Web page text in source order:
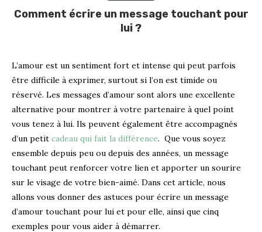
Comment écrire un message touchant pour
lui ?
L’amour est un sentiment fort et intense qui peut parfois
être difficile à exprimer, surtout si l’on est timide ou
réservé. Les messages d’amour sont alors une excellente
alternative pour montrer à votre partenaire à quel point
vous tenez à lui. Ils peuvent également être accompagnés
d’un petit cadeau qui fait la différence. Que vous soyez
ensemble depuis peu ou depuis des années, un message
touchant peut renforcer votre lien et apporter un sourire
sur le visage de votre bien-aimé. Dans cet article, nous
allons vous donner des astuces pour écrire un message
d’amour touchant pour lui et pour elle, ainsi que cinq
exemples pour vous aider à démarrer.